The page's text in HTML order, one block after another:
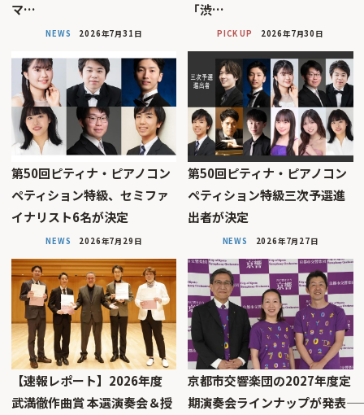
マ…
NEWS 2026年7月31日
「渋…
PICK UP 2026年7月30日
第50回ピティナ・ピアノコン
ペティション特級、セミファ
イナリスト6名が決定
NEWS 2026年7月29日
第50回ピティナ・ピアノコン
ペティション特級三次予選進
出者が決定
NEWS 2026年7月27日
【速報レポート】2026年度
武満徹作曲賞 本選演奏会＆授
京都市交響楽団の2027年度定
期演奏会ラインナップが発表――